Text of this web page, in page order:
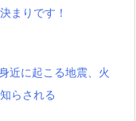
まりです！
近に起こる地震、火
らされる